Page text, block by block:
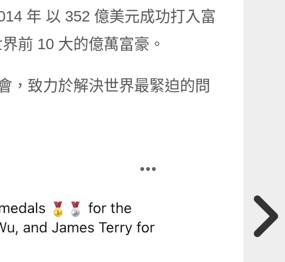
年 以 352 億美元成功打入富
前 10 大的億萬富豪。
，致力於解決世界最緊迫的問